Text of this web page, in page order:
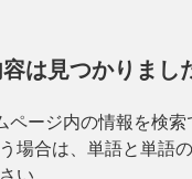
は見つかりまし
ページ内の情報を検
場合は、単語と単語
い。